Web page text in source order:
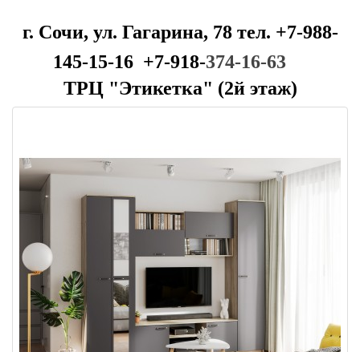
г. Сочи, ул. Гагарина, 78 тел. +7-988-
145-15-16 +7-918-374-16-63
ТРЦ "Этикетка" (2й этаж)